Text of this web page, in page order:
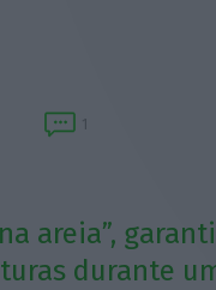
1
areia”,
durante